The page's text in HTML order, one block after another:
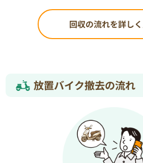
回収の流れを詳し
放置バイク撤去の流れ